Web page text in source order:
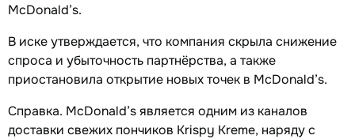
McDonald’s.
В иске утверждается, что компания скрыла снижение
спроса и убыточность партнёрства, а также
приостановила открытие новых точек в McDonald’s.
Справка. McDonald’s является одним из каналов
доставки свежих пончиков Krispy Kreme, наряду с